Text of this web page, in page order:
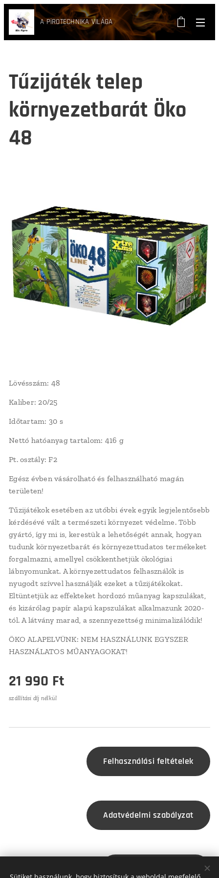
A PiROTECHNIKA VILÁGA
Tűzijáték telep
környezetbarát Öko
48
Lövésszám: 48
Kaliber: 20/25
Időtartam: 30 s
Nettó hatóanyag tartalom: 416 g
Pt. osztály: F2
Egész évben vásárolható és felhasználható magán
területen!
Tűzijátékok esetében az utóbbi évek egyik legjelentősebb
kérdésévé vált a természeti környezet védelme. Több
gyártó, így mi is, kerestük a lehetőségét annak, hogyan
tudunk környezetbarát és környezettudatos termékeket
forgalmazni, amellyel csökkenthetjük ökológiai
lábnyomunkat. A környezettudatos felhasználók is
nyugodt szívvel használják ezeket a tűzijátékokat.
Eltüntetjük az effekteket hordozó műanyag kapszulákat,
és kizárólag papír alapú kapszulákat alkalmazunk 2020-
tól. A látvány marad, a szennyezettség minimalizálódik!
ÖKO ALAPELVÜNK: NEM HASZNÁLUNK EGYSZER
HASZNÁLATOS MŰANYAGOKAT!
21 990 Ft
szállítási díj nélkül
Felhasználási feltételek
Adatvédelmi szabályzat